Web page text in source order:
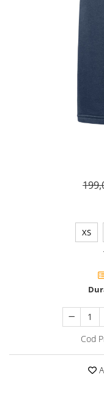
Pantaloni lungi copii
Geci si veste copii
Pantaloni scurti Copii
Ingrijire incaltaminte
XS
Cod